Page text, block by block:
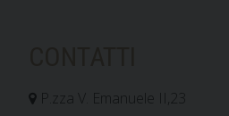
P.zza V. Emanuele II,23